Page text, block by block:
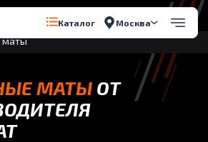
Каталог Москва
маты
МАТЫ ОТ